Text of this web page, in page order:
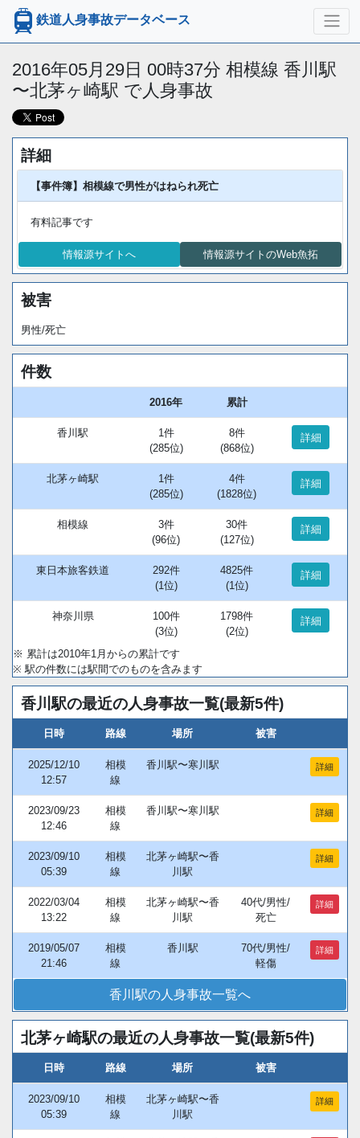
鉄道人身事故データベース
2016年05月29日 00時37分 相模線 香川駅
〜北茅ヶ崎駅 で人身事故
詳細
【事件簿】相模線で男性がはねられ死亡
有料記事です
情報源サイトへ 情報源サイトのWeb魚拓
被害
男性/死亡
件数
2016年 累計
香川駅
1件
(285位)
8件
(868位)
詳細
北茅ヶ崎駅
1件
(285位)
4件
(1828位)
詳細
相模線
3件
(96位)
30件
(127位)
詳細
東日本旅客鉄道
292件
(1位)
4825件
(1位)
詳細
神奈川県
100件
(3位)
1798件
(2位)
詳細
※ 累計は2010年1月からの累計です
※ 駅の件数には駅間でのものを含みます
香川駅の最近の人身事故一覧(最新5件)
日時 路線 場所 被害
2025/12/10
12:57
相模
線
香川駅〜寒川駅 詳細
2023/09/23
12:46
相模
線
香川駅〜寒川駅 詳細
2023/09/10
05:39
相模
線
北茅ヶ崎駅〜香
川駅
詳細
2022/03/04
13:22
相模
線
北茅ヶ崎駅〜香
川駅
40代/男性/
死亡
詳細
2019/05/07
21:46
相模
線
香川駅
70代/男性/
軽傷
詳細
香川駅の人身事故一覧へ
北茅ヶ崎駅の最近の人身事故一覧(最新5件)
日時 路線 場所 被害
2023/09/10
05:39
相模
線
北茅ヶ崎駅〜香
川駅
詳細